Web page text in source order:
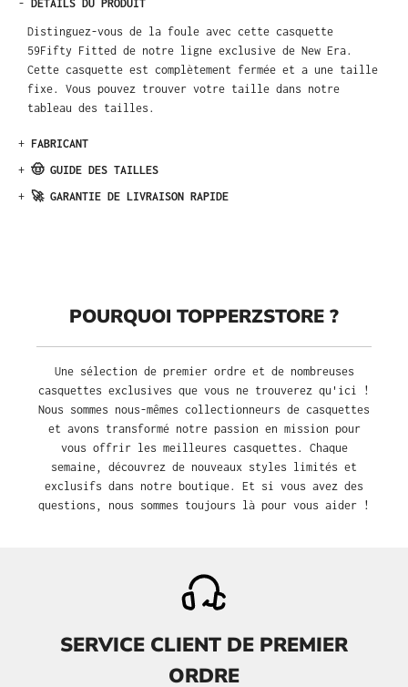
- DÉTAILS DU PRODUIT
Distinguez-vous de la foule avec cette casquette
59Fifty Fitted de notre ligne exclusive de New Era.
Cette casquette est complètement fermée et a une taille
fixe. Vous pouvez trouver votre taille dans notre
tableau des tailles.
+ FABRICANT
+ 🤠 GUIDE DES TAILLES
+ 🚀 GARANTIE DE LIVRAISON RAPIDE
POURQUOI TOPPERZSTORE ?
Une sélection de premier ordre et de nombreuses
casquettes exclusives que vous ne trouverez qu'ici !
Nous sommes nous-mêmes collectionneurs de casquettes
et avons transformé notre passion en mission pour
vous offrir les meilleures casquettes. Chaque
semaine, découvrez de nouveaux styles limités et
exclusifs dans notre boutique. Et si vous avez des
questions, nous sommes toujours là pour vous aider !
SERVICE CLIENT DE PREMIER
ORDRE